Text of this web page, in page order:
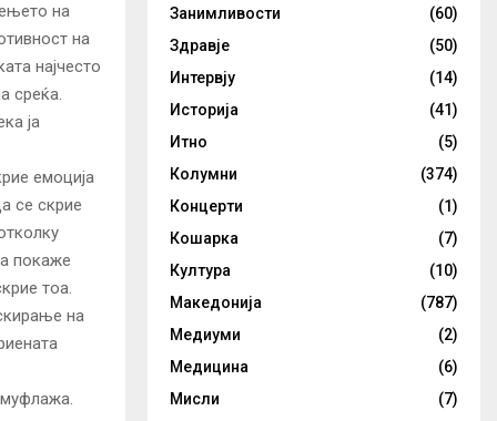
на
на
најчесто
среќа.
ја
емоција
се скрие
покаже
тоа.
на
Занимливости
(60)
Здравје
(50)
Интервју
(14)
Историја
(41)
Итно
(5)
Колумни
(374)
Концерти
(1)
Кошарка
(7)
Култура
(10)
Македонија
(787)
Медиуми
(2)
Медицина
(6)
Мисли
(7)